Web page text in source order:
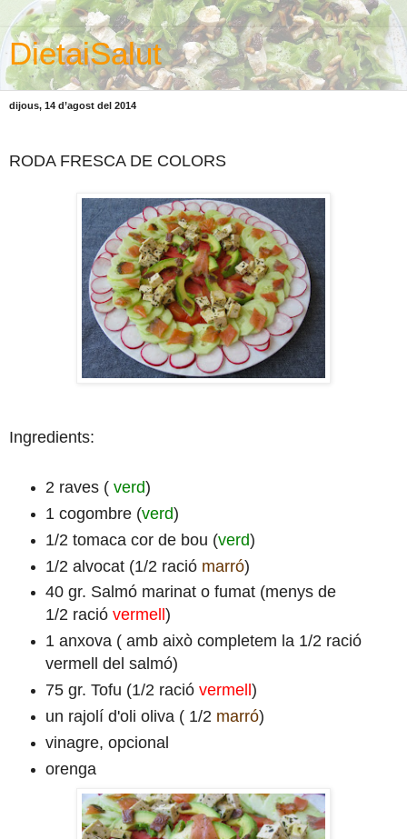
DietaiSalut
dijous, 14 d’agost del 2014
RODA FRESCA DE COLORS
Ingredients:
2 raves ( verd)
1 cogombre (verd)
1/2 tomaca cor de bou (verd)
1/2 alvocat (1/2 ració marró)
40 gr. Salmó marinat o fumat (menys de
1/2 ració vermell )
1 anxova ( amb això completem la 1/2 ració
vermell del salmó)
75 gr. Tofu (1/2 ració vermell )
un rajolí d'oli oliva ( 1/2 marró)
vinagre, opcional
orenga